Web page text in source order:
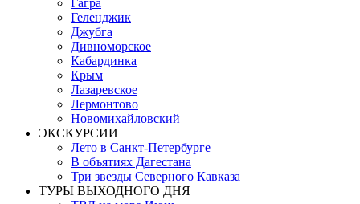
Гагра
Геленджик
Джубга
Дивноморское
Кабардинка
Крым
Лазаревское
Лермонтово
Новомихайловский
ЭКСКУРСИИ
Лето в Санкт-Петербурге
В объятиях Дагестана
Три звезды Северного Кавказа
ТУРЫ ВЫХОДНОГО ДНЯ